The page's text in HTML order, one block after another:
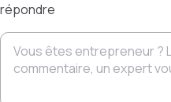
répondre